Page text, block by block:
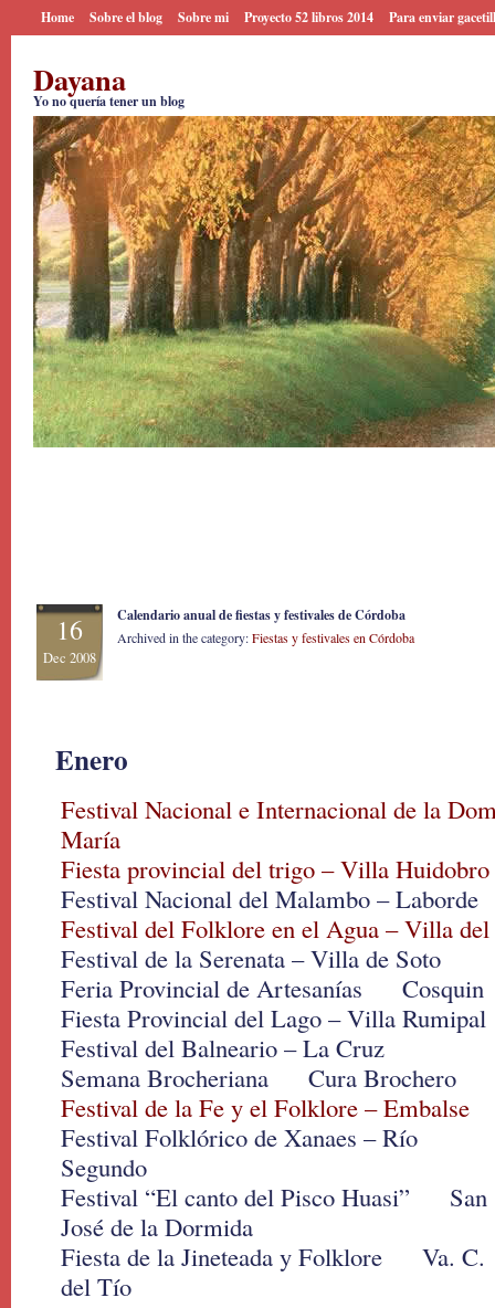
Home Sobre el blog Sobre mi Proyecto 52 libros 2014 Para enviar
Dayana
Yo no quería tener un blog
16
Dec 2008
Calendario anual de fiestas y festivales de Córdoba
Archived in the category:Fiestas y festivales en Córdoba
Enero
Festival Nacional e Internacional de la
María
Fiesta provincial del trigo – Villa Huidobro
Festival Nacional del Malambo – Laborde
Festival del Folklore en el Agua – Villa del
Festival de la Serenata – Villa de Soto
Feria Provincial de Artesanías Cosquin
Fiesta Provincial del Lago – Villa Rumipal
Festival del Balneario – La Cruz
Semana Brocheriana Cura Brochero
Festival de la Fe y el Folklore – Embalse
Festival Folklórico de Xanaes – Río
Segundo
Festival “El canto del Pisco Huasi” San
José de la Dormida
Fiesta de la Jineteada y Folklore Va. C.
del Tío